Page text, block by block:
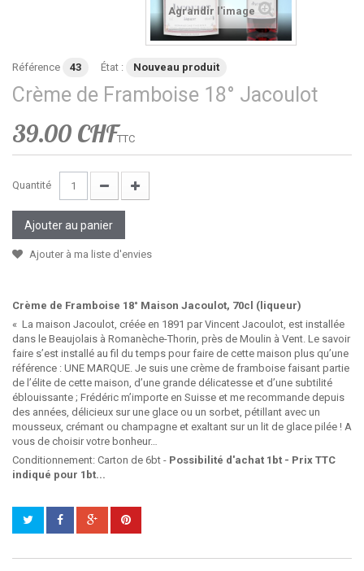
Agrandir l'image
Référence 43 État : Nouveau produit
Crème de Framboise 18° Jacoulot
39.00 CHFTTC
Quantité
Ajouter au panier
Ajouter à ma liste d'envies
Crème de Framboise 18° Maison Jacoulot, 70cl (liqueur)
« La maison Jacoulot, créée en 1891 par Vincent Jacoulot, est installée
dans le Beaujolais à Romanèche-Thorin, près de Moulin à Vent. Le savoir
faire s’est installé au fil du temps pour faire de cette maison plus qu’une
référence : UNE MARQUE. Je suis une crème de framboise faisant partie
de l’élite de cette maison, d’une grande délicatesse et d’une subtilité
éblouissante ; Frédéric m’importe en Suisse et me recommande depuis
des années, délicieux sur une glace ou un sorbet, pétillant avec un
mousseux, crémant ou champagne et exaltant sur un lit de glace pilée ! A
vous de choisir votre bonheur…
Conditionnement: Carton de 6bt - Possibilité d'achat 1bt - Prix TTC
indiqué pour 1bt...